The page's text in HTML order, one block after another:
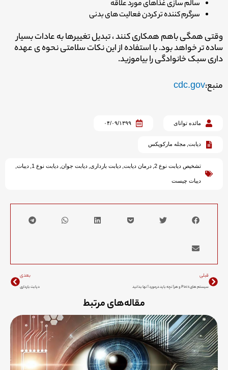
سالم سازی غذاهای مورد علاقه
سرگرم کننده تر کردن فعالیت های بدنی
وقتی همگی باهم همکاری کنند ، تبدیل تغییرها به عادات بسیار
ساده تر خواهد بود. با استفاده از این نکات سلامتی نحوه ی عهده
داری سبک خانوادگی را بیاموزید.
منبع:cdc.gov
مائده توانای ۰۴/۰۹/۱۳۹۹
دیابت, مجله مارکوپکس
تشخیص دیابت نوع 2 , درمان دیابت, دیابت بارداری, دیابت جوان, دیابت نوع 1 , دیبات,
دیبات چیست
قبلی
سیستم های Pacs و هرآنچه باید درمورد آنها بدانید
بعدی
دیابت بارداری
مقاله‌های مرتبط